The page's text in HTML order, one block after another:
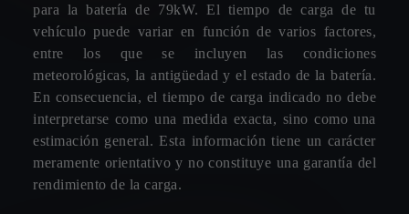
para la batería de 79kW. El tiempo de carga de tu
vehículo puede variar en función de varios factores,
entre los que se incluyen las condiciones
meteorológicas, la antigüedad y el estado de la batería.
En consecuencia, el tiempo de carga indicado no debe
interpretarse como una medida exacta, sino como una
estimación general. Esta información tiene un carácter
meramente orientativo y no constituye una garantía del
rendimiento de la carga.